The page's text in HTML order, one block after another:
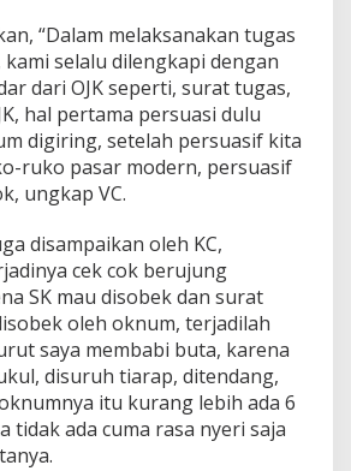
“Dalam melaksanakan tugas
selalu dilengkapi dengan
dari OJK seperti, surat tugas,
hal pertama persuasi dulu
digiring, setelah persuasif kita
ruko pasar modern, persuasif
ungkap VC.
disampaikan oleh KC,
cek cok berujung
SK mau disobek dan surat
oleh oknum, terjadilah
saya membabi buta, karena
disuruh tiarap, ditendang,
itu kurang lebih ada 6
tidak ada cuma rasa nyeri saja